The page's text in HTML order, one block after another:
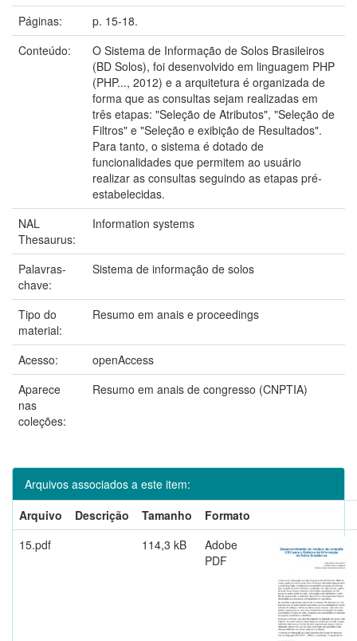
Páginas:
p. 15-18.
Conteúdo:
O Sistema de Informação de Solos Brasileiros
(BD Solos), foi desenvolvido em linguagem PHP
(PHP..., 2012) e a arquitetura é organizada de
forma que as consultas sejam realizadas em
três etapas: "Seleção de Atributos", "Seleção de
Filtros" e "Seleção e exibição de Resultados".
Para tanto, o sistema é dotado de
funcionalidades que permitem ao usuário
realizar as consultas seguindo as etapas pré-
estabelecidas.
NAL
Thesaurus:
Information systems
Palavras-
chave:
Sistema de informação de solos
Tipo do
material:
Resumo em anais e proceedings
Acesso:
openAccess
Aparece
nas
coleções:
Resumo em anais de congresso (CNPTIA)
Arquivos associados a este item:
Arquivo
Descrição Tamanho
Formato
15.pdf
114,3 kB
Adobe
PDF